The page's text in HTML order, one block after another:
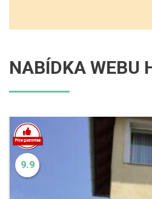
NABÍDKA WEBU
9.9